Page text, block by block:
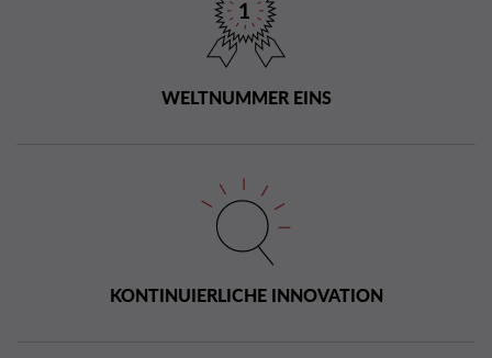
WELTNUMMER EINS
KONTINUIERLICHE INNOVATION